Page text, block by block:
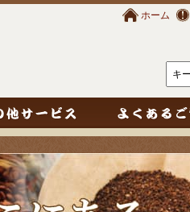
ホーム